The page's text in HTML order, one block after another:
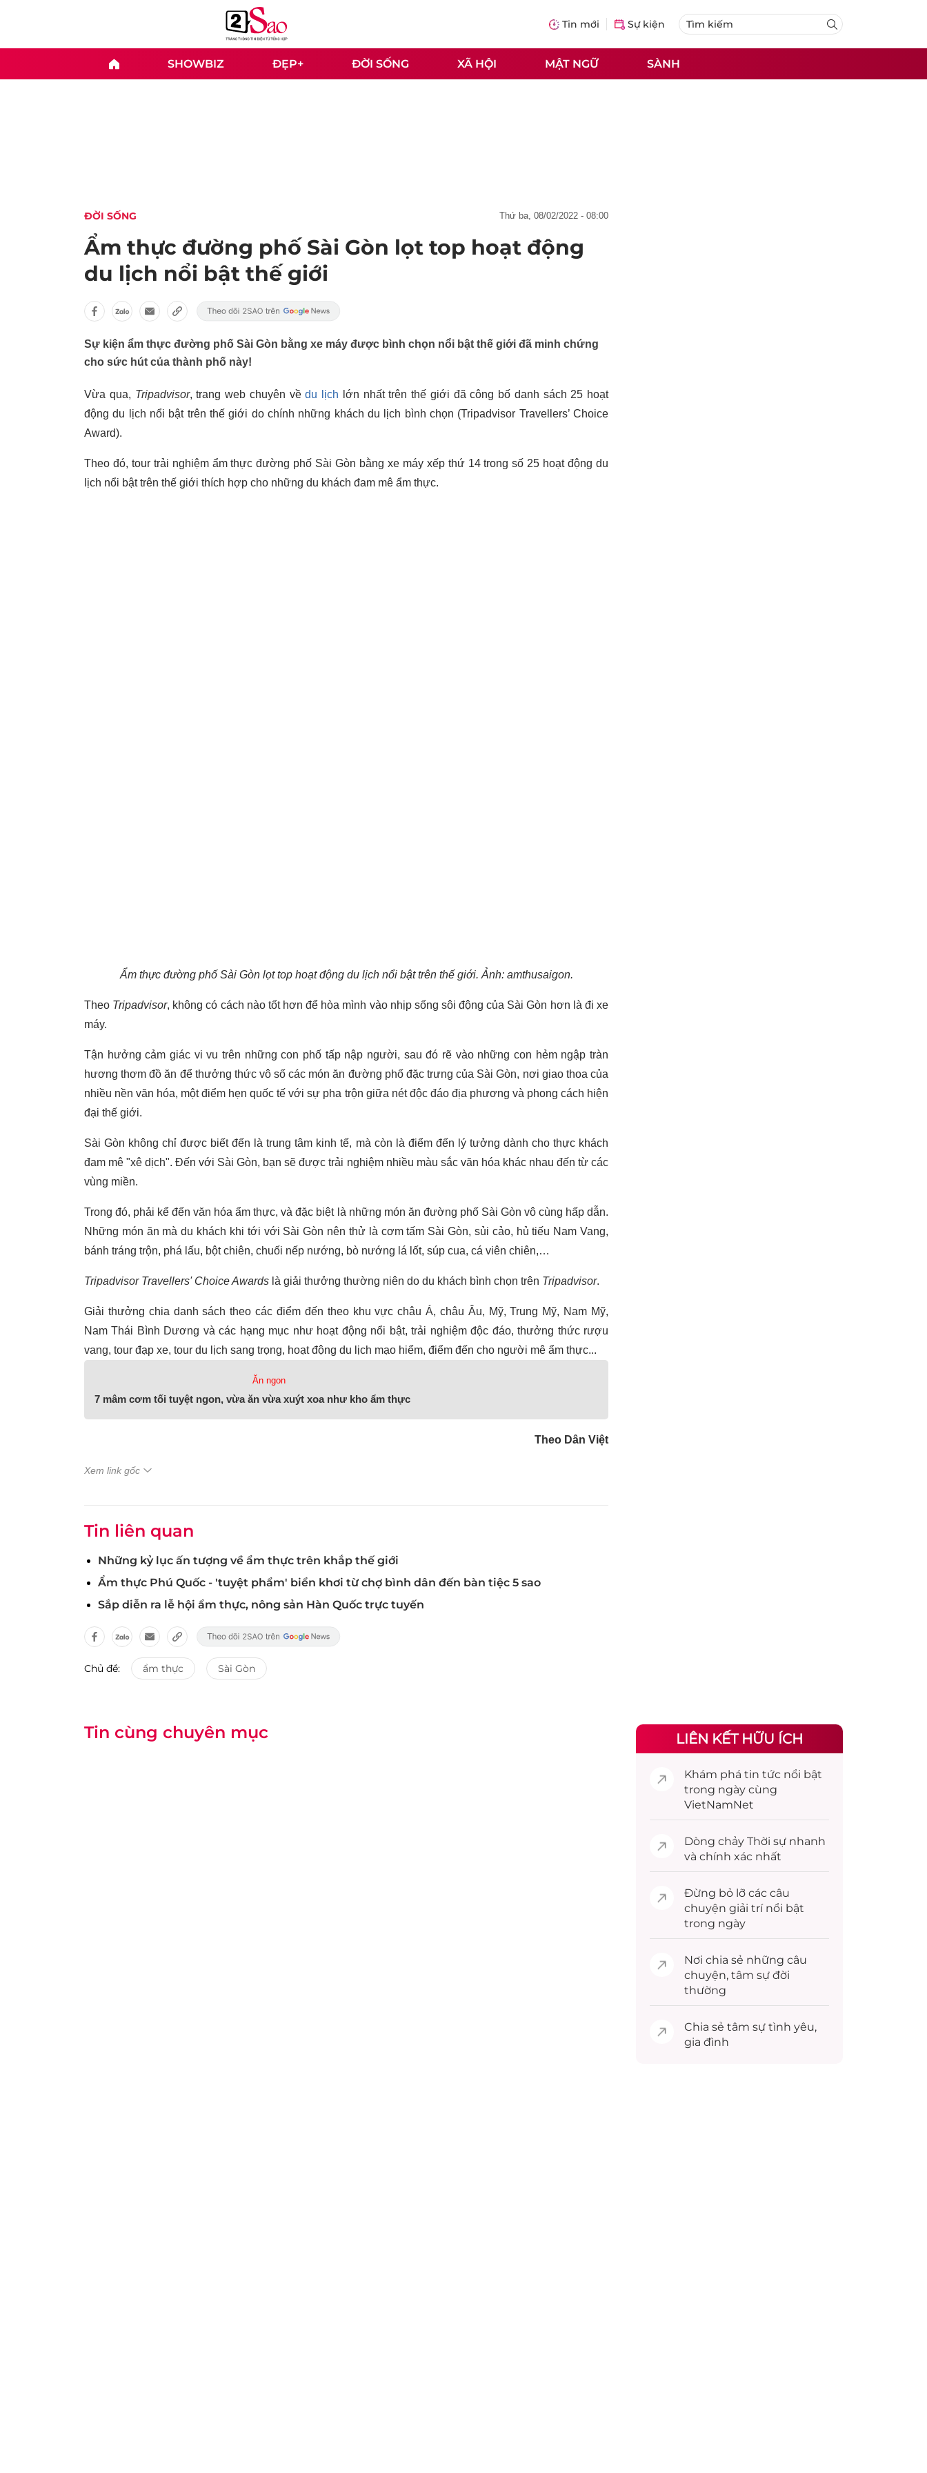
Tin mới Sự kiện
SHOWBIZ ĐẸP+ ĐỜI SỐNG XÃ HỘI MẬT NGỮ SÀNH
ĐỜI SỐNG thứ ba, 08/02/2022 - 08:00
Ẩm thực đường phố Sài Gòn lọt top hoạt động
du lịch nổi bật thế giới
Sự kiện ẩm thực đường phố Sài Gòn bằng xe máy được bình chọn nổi bật thế giới đã minh chứng
cho sức hút của thành phố này!
Vừa qua, Tripadvisor, trang web chuyên vềdu lịch lớn nhất trên thế giới đã công bố danh sách 25 hoạt
động du lịch nổi bật trên thế giới do chính những khách du lịch bình chọn (Tripadvisor Travellers’ Choice
Award).
Theo đó, tour trải nghiệm ẩm thực đường phố Sài Gòn bằng xe máy xếp thứ 14 trong số 25 hoạt động du
lịch nổi bật trên thế giới thích hợp cho những du khách đam mê ẩm thực.
Ẩm thực đường phố Sài Gòn lọt top hoạt động du lịch nổi bật trên thế giới. Ảnh: amthusaigon.
Theo Tripadvisor, không có cách nào tốt hơn để hòa mình vào nhịp sống sôi động của Sài Gòn hơn là đi xe
máy.
Tận hưởng cảm giác vi vu trên những con phố tấp nập người, sau đó rẽ vào những con hẻm ngập tràn
hương thơm đồ ăn để thưởng thức vô số các món ăn đường phố đặc trưng của Sài Gòn, nơi giao thoa của
nhiều nền văn hóa, một điểm hẹn quốc tế với sự pha trộn giữa nét độc đáo địa phương và phong cách hiện
đại thế giới.
Sài Gòn không chỉ được biết đến là trung tâm kinh tế, mà còn là điểm đến lý tưởng dành cho thực khách
đam mê "xê dịch". Đến với Sài Gòn, bạn sẽ được trải nghiệm nhiều màu sắc văn hóa khác nhau đến từ các
vùng miền.
Trong đó, phải kể đến văn hóa ẩm thực, và đặc biệt là những món ăn đường phố Sài Gòn vô cùng hấp dẫn.
Những món ăn mà du khách khi tới với Sài Gòn nên thử là cơm tấm Sài Gòn, sủi cảo, hủ tiếu Nam Vang,
bánh tráng trộn, phá lấu, bột chiên, chuối nếp nướng, bò nướng lá lốt, súp cua, cá viên chiên,…
Tripadvisor Travellers' Choice Awards là giải thưởng thường niên do du khách bình chọn trên Tripadvisor.
Giải thưởng chia danh sách theo các điểm đến theo khu vực châu Á, châu Âu, Mỹ, Trung Mỹ, Nam Mỹ,
Nam Thái Bình Dương và các hạng mục như hoạt động nổi bật, trải nghiệm độc đáo, thưởng thức rượu
vang, tour đạp xe, tour du lịch sang trọng, hoạt động du lịch mạo hiểm, điểm đến cho người mê ẩm thực...
Ăn ngon
7 mâm cơm tối tuyệt ngon, vừa ăn vừa xuýt xoa như kho ẩm thực
Theo Dân Việt
Xem link gốc
Tin liên quan
Những kỷ lục ấn tượng về ẩm thực trên khắp thế giới
Ẩm thực Phú Quốc - 'tuyệt phẩm' biển khơi từ chợ bình dân đến bàn tiệc 5 sao
Sắp diễn ra lễ hội ẩm thực, nông sản Hàn Quốc trực tuyến
Chủ đề: ẩm thực Sài Gòn
Tin cùng chuyên mục LIÊN KẾT HỮU ÍCH
Khám phá tin tức nổi bật
trong ngày cùng
VietNamNet
Dòng chảy Thời sự nhanh
và chính xác nhất
Đừng bỏ lỡ các câu
chuyện giải trínổi bật
trong ngày
Nơi chia sẻ những câu
chuyện, tâm sự đời
thường
Chia sẻ tâm sự tình yêu,
gia đình